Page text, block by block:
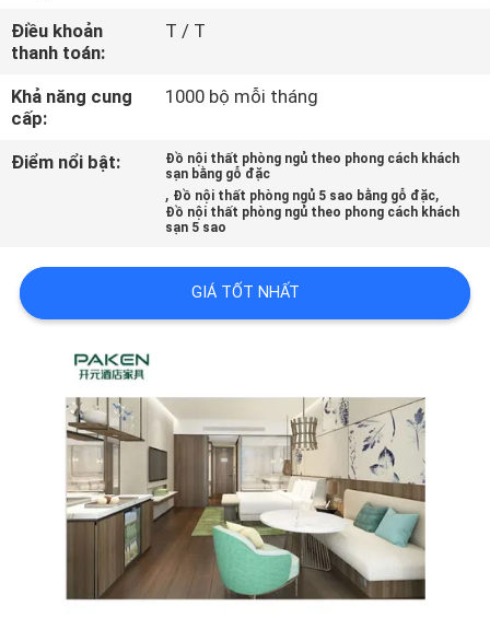
SOÁT
CHẤT
LƯỢNG
CHÚNG
TÔI
Điều khoản
thanh toán:
T / T
Khả năng cung
cấp:
1000 bộ mỗi tháng
Điểm nổi bật:
Đồ nội thất phòng ngủ theo phong cách khách
sạn bằng gỗ đặc
, Đồ nội thất phòng ngủ 5 sao bằng gỗ đặc,
Đồ nội thất phòng ngủ theo phong cách khách
sạn 5 sao
GIÁ TỐT NHẤT